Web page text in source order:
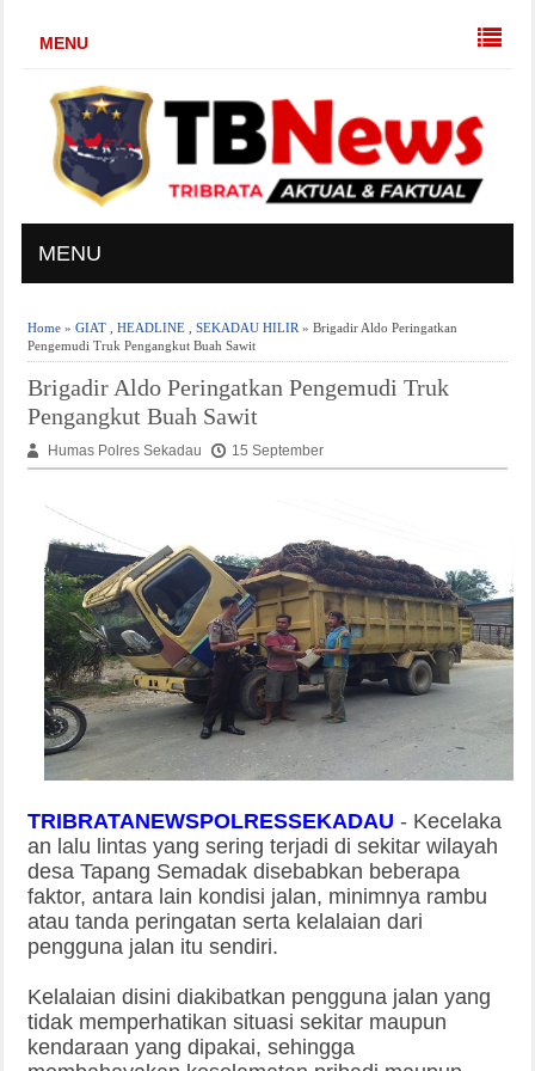
MENU
MENU
Home» GIAT, HEADLINE, SEKADAU HILIR » Brigadir Aldo Peringatkan
Pengemudi Truk Pengangkut Buah Sawit
Brigadir Aldo Peringatkan Pengemudi Truk
Pengangkut Buah Sawit
Humas Polres Sekadau 15 September
TRIBRATANEWSPOLRESSEKADAU - Kecelaka
an lalu lintas yang sering terjadi di sekitar wilayah
desa Tapang Semadak disebabkan beberapa
faktor, antara lain kondisi jalan, minimnya rambu
atau tanda peringatan serta kelalaian dari
pengguna jalan itu sendiri.
Kelalaian disini diakibatkan pengguna jalan yang
tidak memperhatikan situasi sekitar maupun
kendaraan yang dipakai, sehingga